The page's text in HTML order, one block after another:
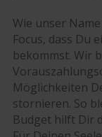
Wie unser
Focus, dass Du
bekommst. Wir
Möglichkeiten
stornieren. So
Budget hilft Dir